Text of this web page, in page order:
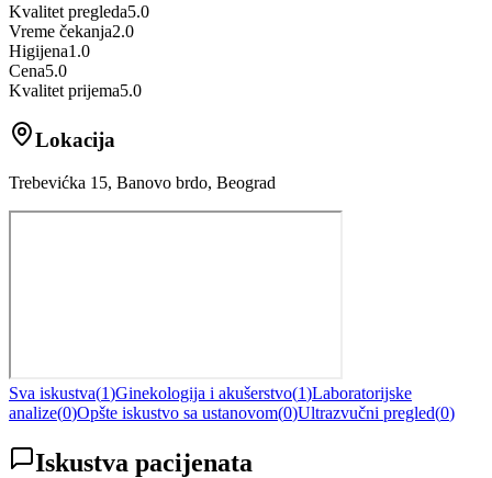
Kvalitet pregleda5.0
Vreme čekanja2.0
Higijena1.0
Cena5.0
Kvalitet prijema5.0
Lokacija
Trebevićka 15, Banovo brdo, Beograd
Sva iskustva(1)Ginekologija i akušerstvo(1)Laboratorijske
analize(0)Opšte iskustvo sa ustanovom(0)Ultrazvučni pregled(0)
Iskustva pacijenata